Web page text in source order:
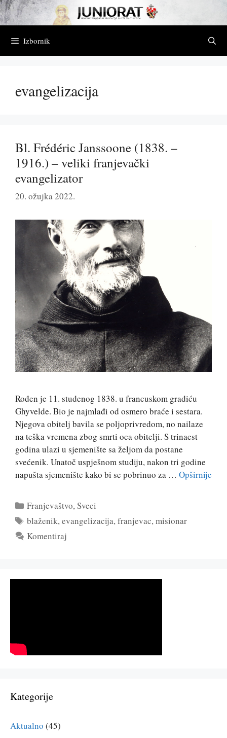
Preskoči
na
Izbornik
evangelizacija
Bl. Frédéric Janssoone (1838. –
1916.) – veliki franjevački
evangelizator
20. ožujka 2022.
Rođen je 11. studenog 1838. u francuskom gradiću
Ghyvelde. Bio je najmlađi od osmero braće i sestara.
Njegova obitelj bavila se poljoprivredom, no nailaze
na teška vremena zbog smrti oca obitelji. S trinaest
godina ulazi u sjemenište sa željom da postane
svećenik. Unatoč uspješnom studiju, nakon tri godine
napušta sjemenište kako bi se pobrinuo za … Opširnije
Kategorije
Franjevaštvo,Sveci
Oznake
blaženik,evangelizacija,franjevac,misionar
Komentiraj
Kategorije
Aktualno (45)